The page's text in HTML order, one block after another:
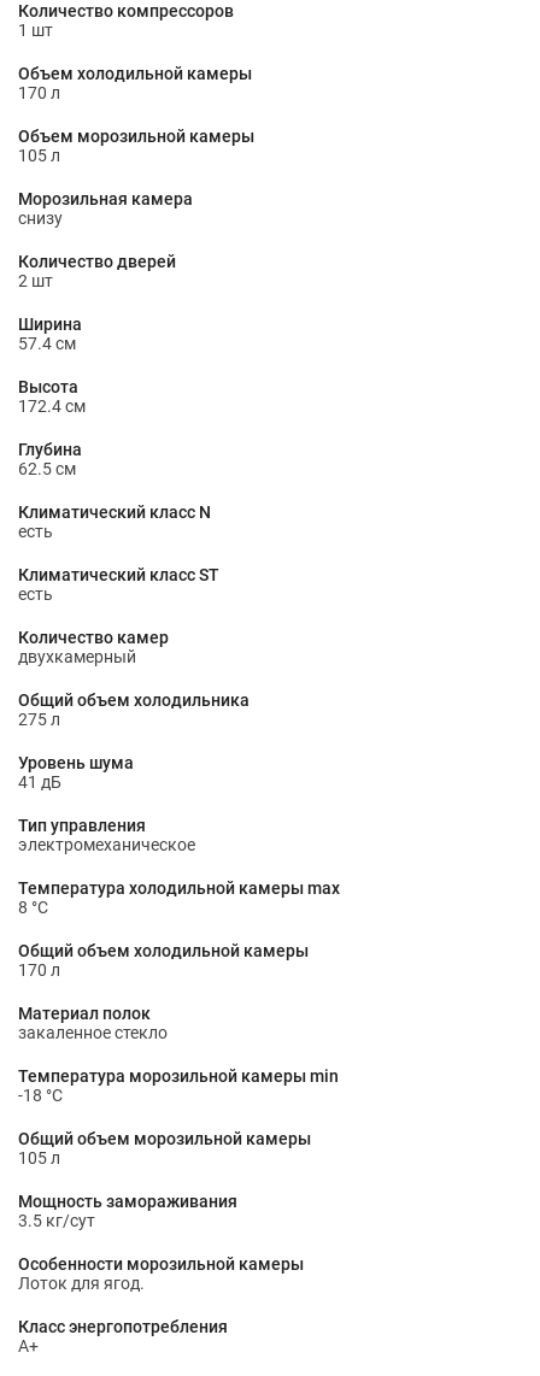
Количество компрессоров
1 шт
Объем холодильной камеры
170 л
Объем морозильной камеры
105 л
Морозильная камера
снизу
Количество дверей
2 шт
Ширина
57.4 см
Высота
172.4 см
Глубина
62.5 см
Климатический класс N
есть
Климатический класс ST
есть
Количество камер
двухкамерный
Общий объем холодильника
275 л
Уровень шума
41 дБ
Тип управления
электромеханическое
Температура холодильной камеры max
8 °С
Общий объем холодильной камеры
170 л
Материал полок
закаленное стекло
Температура морозильной камеры min
-18 °С
Общий объем морозильной камеры
105 л
Мощность замораживания
3.5 кг/сут
Особенности морозильной камеры
Лоток для ягод.
Класс энергопотребления
A+